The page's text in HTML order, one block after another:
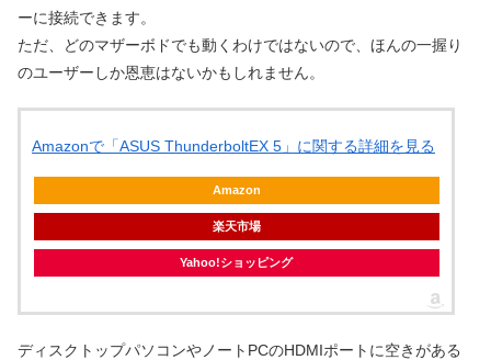
ーに接続できます。
ただ、どのマザーボドでも動くわけではないので、ほんの一握り
のユーザーしか恩恵はないかもしれません。
Amazonで「ASUS ThunderboltEX 5」に関する詳細を見る
Amazon
楽天市場
Yahoo!ショッピング
ディスクトップパソコンやノートPCのHDMIポートに空きがある